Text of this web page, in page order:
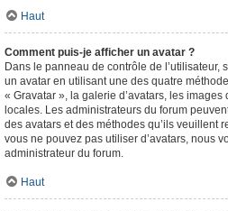
Haut
Comment puis-je afficher un avatar ?
Dans le panneau de contrôle de l’utilisateur,
un avatar en utilisant une des quatre
« Gravatar », la galerie d’avatars, les images
locales. Les administrateurs du forum
des avatars et des méthodes qu’ils veuillent
vous ne pouvez pas utiliser d’avatars, nous
administrateur du forum.
Haut